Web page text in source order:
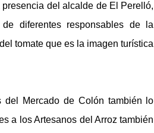
del alcalde de El Perelló,
diferentes responsables de la
tomate que es la imagen turística
del Mercado de Colón también lo
a los Artesanos del Arroz también